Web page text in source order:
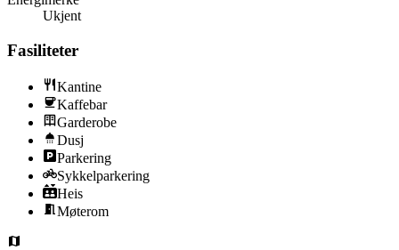
Ukjent
Fasiliteter
Kantine
Kaffebar
Garderobe
Dusj
Parkering
Sykkelparkering
Heis
Møterom